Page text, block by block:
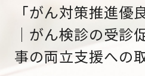
「がん対策推進優
｜がん検診の受診
事の両立支援への